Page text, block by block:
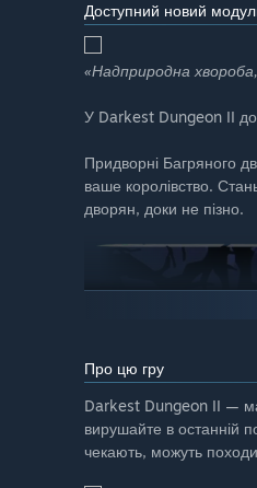
Доступний новий
«Надприродна
У Darkest Dungeon II
Придворні Багряного
ваше королівство.
дворян, доки не пізно.
Про цю гру
Darkest Dungeon II —
вирушайте в останній
чекають, можуть